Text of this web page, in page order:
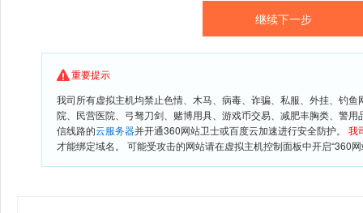
重要提示
我司所有虚拟主机均禁止色情、木马、病毒、诈骗、私服、外挂、钓
院、民营医院、弓驽刀剑、赌博用具、游戏币交易、减肥丰胸类、警
信线路的云服务器并开通360网站卫士或百度云加速进行安全防护。 我
才能绑定域名。 可能受攻击的网站请在虚拟主机控制面板中开启“360